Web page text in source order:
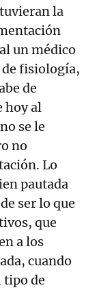
la
un médico
fisiología,
de
hoy al
se le
no
Lo
pautada
ser lo que
que
a los
cuando
tipo de